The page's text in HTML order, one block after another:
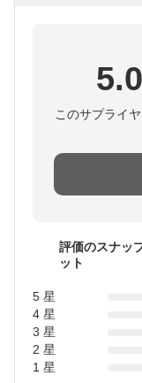
5.0
このサプライ
評価のスナッ
ット
5 星
4 星
3 星
2 星
1 星